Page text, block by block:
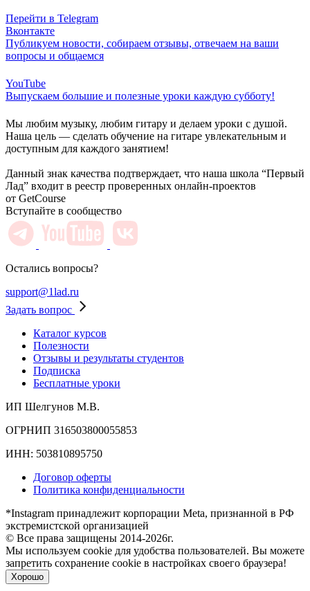
Перейти в Telegram
Вконтакте
Публикуем новости, собираем отзывы, отвечаем на ваши
вопросы и общаемся
YouTube
Выпускаем большие и полезные уроки каждую субботу!
Мы любим музыку, любим гитару и делаем уроки с душой.
Наша цель — сделать обучение на гитаре увлекательным и
доступным для каждого занятием!
Данный знак качества подтверждает, что наша школа “Первый
Лад” входит в реестр проверенных онлайн-проектов
от GetCourse
Вступайте в сообщество
Остались вопросы?
support@1lad.ru
Задать вопрос
Каталог курсов
Полезности
Отзывы и результаты студентов
Подписка
Бесплатные уроки
ИП Шелгунов М.В.
ОГРНИП 316503800055853
ИНН: 503810895750
Договор оферты
Политика конфиденциальности
*Instagram принадлежит корпорации Meta, признанной в РФ
экстремистской организацией
© Все права защищены 2014-2026г.
Мы используем cookie для удобства пользователей. Вы можете
запретить сохранение cookie в настройках своего браузера!
Хорошо